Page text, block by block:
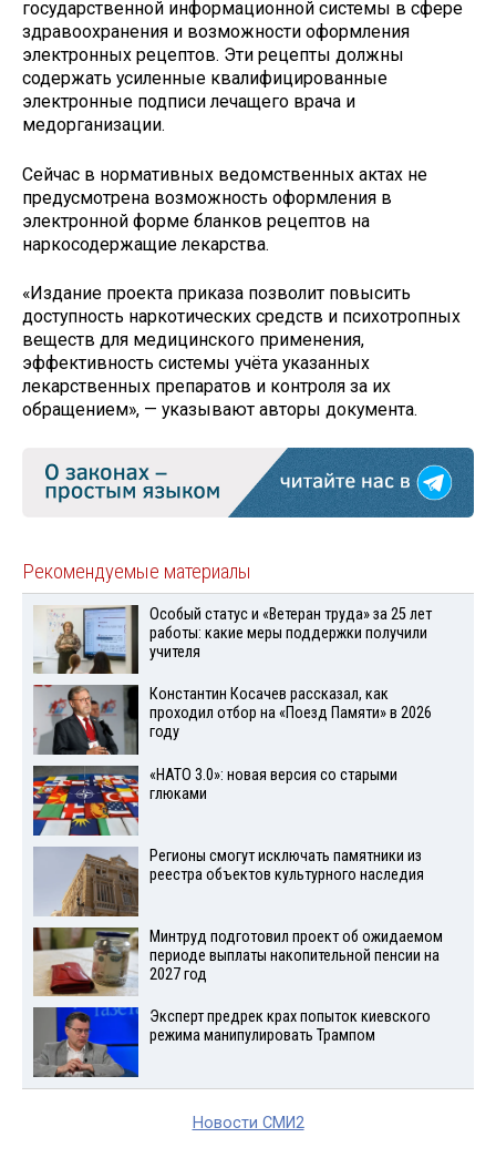
государственной информационной системы в сфере
здравоохранения и возможности оформления
электронных рецептов. Эти рецепты должны
содержать усиленные квалифицированные
электронные подписи лечащего врача и
медорганизации.
Сейчас в нормативных ведомственных актах не
предусмотрена возможность оформления в
электронной форме бланков рецептов на
наркосодержащие лекарства.
«Издание проекта приказа позволит повысить
доступность наркотических средств и психотропных
веществ для медицинского применения,
эффективность системы учёта указанных
лекарственных препаратов и контроля за их
обращением», — указывают авторы документа.
Рекомендуемые материалы
Особый статус и «Ветеран труда» за 25 лет
работы: какие меры поддержки получили
учителя
Константин Косачев рассказал, как
проходил отбор на «Поезд Памяти» в 2026
году
«НАТО 3.0»: новая версия со старыми
глюками
Регионы смогут исключать памятники из
реестра объектов культурного наследия
Минтруд подготовил проект об ожидаемом
периоде выплаты накопительной пенсии на
2027 год
Эксперт предрек крах попыток киевского
режима манипулировать Трампом
Новости СМИ2